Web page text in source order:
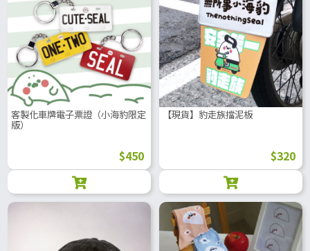
客製化車牌電子票證（小海豹限定
版）
$450
【現貨】豹走族擋泥板
$320